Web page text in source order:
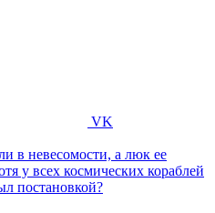
VK
в невесомости, а люк ее
у всех космических кораблей
постановкой?